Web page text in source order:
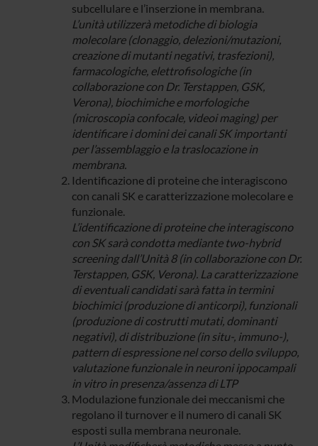
subcellulare e l’inserzione in membrana.
L’unità utilizzerà metodiche di biologia
molecolare (clonaggio, delezioni/mutazioni,
creazione di mutanti negativi, trasfezioni),
farmacologiche, elettrofisologiche (in
collaborazione con Dr. Terstappen, GSK,
Verona), biochimiche e morfologiche
(microscopia confocale, videoi maging) per
identificare i domini dei canali SK importanti
per l’assemblaggio e la traslocazione in
membrana.
Identificazione di proteine che interagiscono
con canali SK e caratterizzazione molecolare e
funzionale.
L’identificazione di proteine che interagiscono
con SK sarà condotta mediante two-hybrid
screening dall’Unità 8 (in collaborazione con Dr.
Terstappen, GSK, Verona). La caratterizzazione
di eventuali candidati sarà fatta in termini
biochimici (produzione di anticorpi), funzionali
(produzione di costrutti mutati, dominanti
negativi), di distribuzione (in situ-, immuno-),
pattern di espressione nel corso dello sviluppo,
valutazione funzionale in neuroni ippocampali
in vitro in presenza/assenza di LTP
Modulazione funzionale dei meccanismi che
regolano il turnover e il numero di canali SK
esposti sulla membrana neuronale.